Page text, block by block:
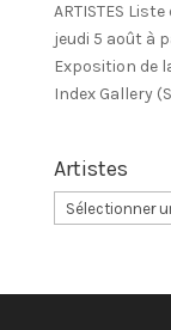
ARTISTES
jeudi 5 août à
Exposition de
Index Gallery
Artistes